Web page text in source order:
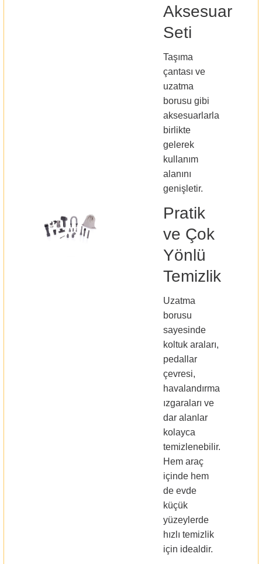
Aksesuar
Seti
Taşıma
çantası ve
uzatma
borusu gibi
aksesuarlarla
birlikte
gelerek
kullanım
alanını
genişletir.
Pratik
ve Çok
Yönlü
Temizlik
Uzatma
borusu
sayesinde
koltuk araları,
pedallar
çevresi,
havalandırma
ızgaraları ve
dar alanlar
kolayca
temizlenebilir.
Hem araç
içinde hem
de evde
küçük
yüzeylerde
hızlı temizlik
için idealdir.